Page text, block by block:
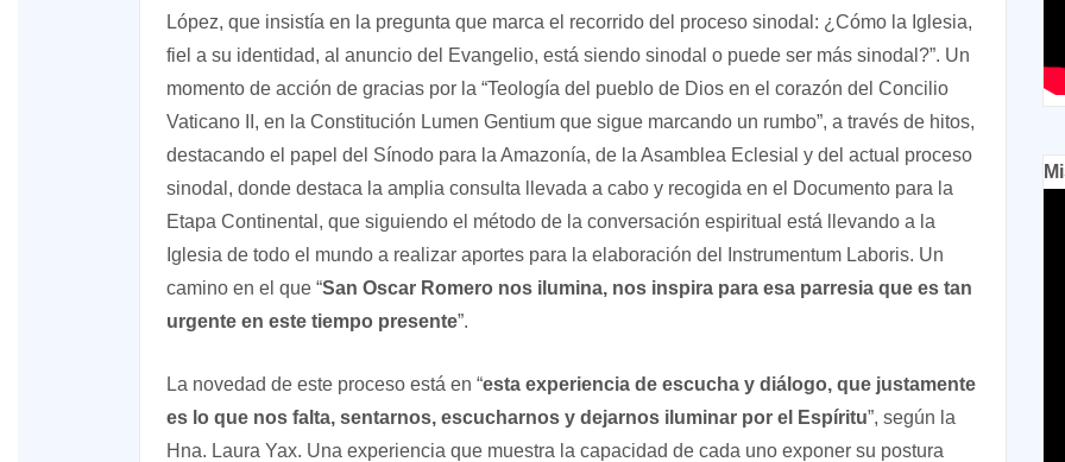
López, que insistía en la pregunta que marca el recorrido del proceso sinodal: ¿Cómo la Iglesia,
fiel a su identidad, al anuncio del Evangelio, está siendo sinodal o puede ser más sinodal?”. Un
momento de acción de gracias por la “Teología del pueblo de Dios en el corazón del Concilio
Vaticano II, en la Constitución Lumen Gentium que sigue marcando un rumbo”, a través de hitos,
destacando el papel del Sínodo para la Amazonía, de la Asamblea Eclesial y del actual proceso
sinodal, donde destaca la amplia consulta llevada a cabo y recogida en el Documento para la
Etapa Continental, que siguiendo el método de la conversación espiritual está llevando a la
Iglesia de todo el mundo a realizar aportes para la elaboración del Instrumentum Laboris. Un
camino en el que “San Oscar Romero nos ilumina, nos inspira para esa parresia que es tan
urgente en este tiempo presente”.
La novedad de este proceso está en “esta experiencia de escucha y diálogo, que justamente
es lo que nos falta, sentarnos, escucharnos y dejarnos iluminar por el Espíritu”, según la
Hna. Laura Yax. Una experiencia que muestra la capacidad de cada uno exponer su postura